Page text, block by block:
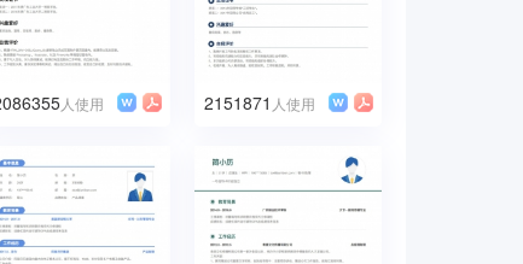
人使用 2151871 人使用